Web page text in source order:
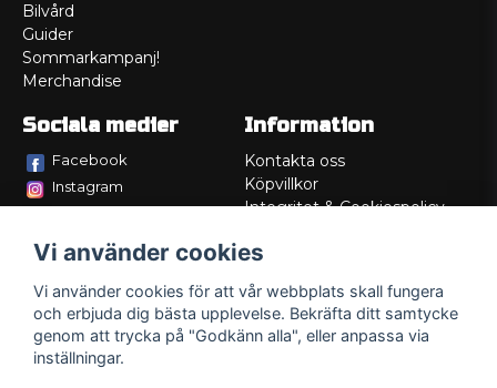
Bilvård
Guider
Sommarkampanj!
Merchandise
Sociala medier
Facebook
Instagram
Information
Kontakta oss
Köpvillkor
Integritet & Cookiespolicy
Service/Garanti
Lådritning
Om oss
Vi använder cookies
Vi använder cookies för att vår webbplats skall fungera
och erbjuda dig bästa upplevelse. Bekräfta ditt samtycke
genom att trycka på "Godkänn alla", eller anpassa via
inställningar.